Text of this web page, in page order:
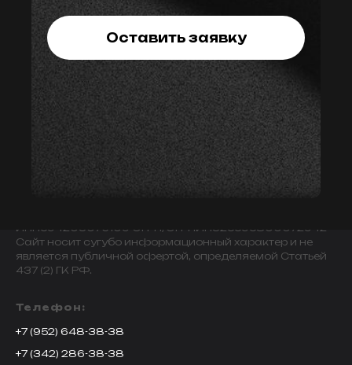
Оставить заявку
ИНН594203076109 ОГРН/ОГРНИП325595800072942
Сайт носит сугубо информационный характер и не
является публичной офертой, определяемой Статьей
437 (2) ГК РФ.
Телефон:
+7 (952) 648-38-38
+7 (342) 286-38-38